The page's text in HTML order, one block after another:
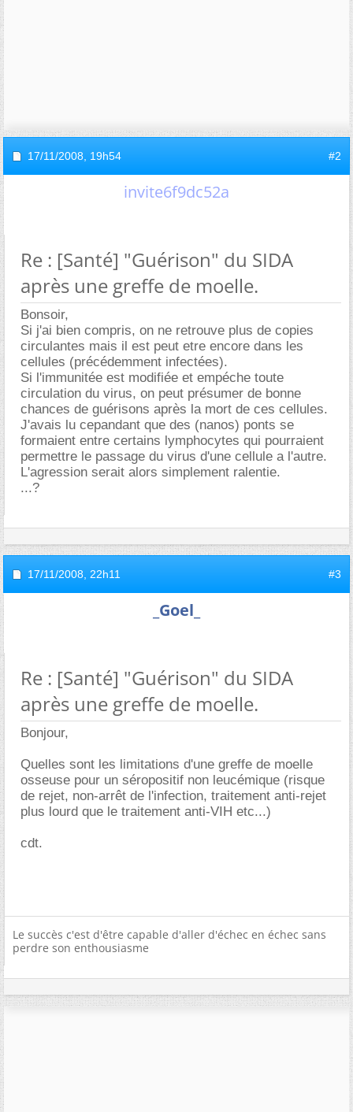
17/11/2008, 19h54 #2
invite6f9dc52a
Re : [Santé] "Guérison" du SIDA
après une greffe de moelle.
Bonsoir,
Si j'ai bien compris, on ne retrouve plus de copies
circulantes mais il est peut etre encore dans les
cellules (précédemment infectées).
Si l'immunitée est modifiée et empéche toute
circulation du virus, on peut présumer de bonne
chances de guérisons après la mort de ces cellules.
J'avais lu cepandant que des (nanos) ponts se
formaient entre certains lymphocytes qui pourraient
permettre le passage du virus d'une cellule a l'autre.
L'agression serait alors simplement ralentie.
...?
17/11/2008, 22h11 #3
_Goel_
Re : [Santé] "Guérison" du SIDA
après une greffe de moelle.
Bonjour,
Quelles sont les limitations d'une greffe de moelle
osseuse pour un séropositif non leucémique (risque
de rejet, non-arrêt de l'infection, traitement anti-rejet
plus lourd que le traitement anti-VIH etc...)
cdt.
Le succès c'est d'être capable d'aller d'échec en échec sans
perdre son enthousiasme